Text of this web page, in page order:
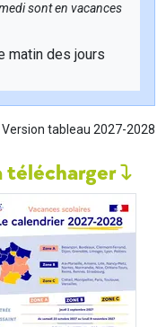
sont en vacances
matin des jours
Version tableau 2027-2028
télécharger